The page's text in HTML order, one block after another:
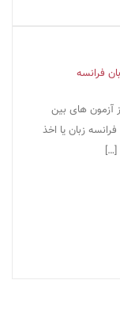
فرانسه
آزمون های بین
زبان یا اخذ
[…]